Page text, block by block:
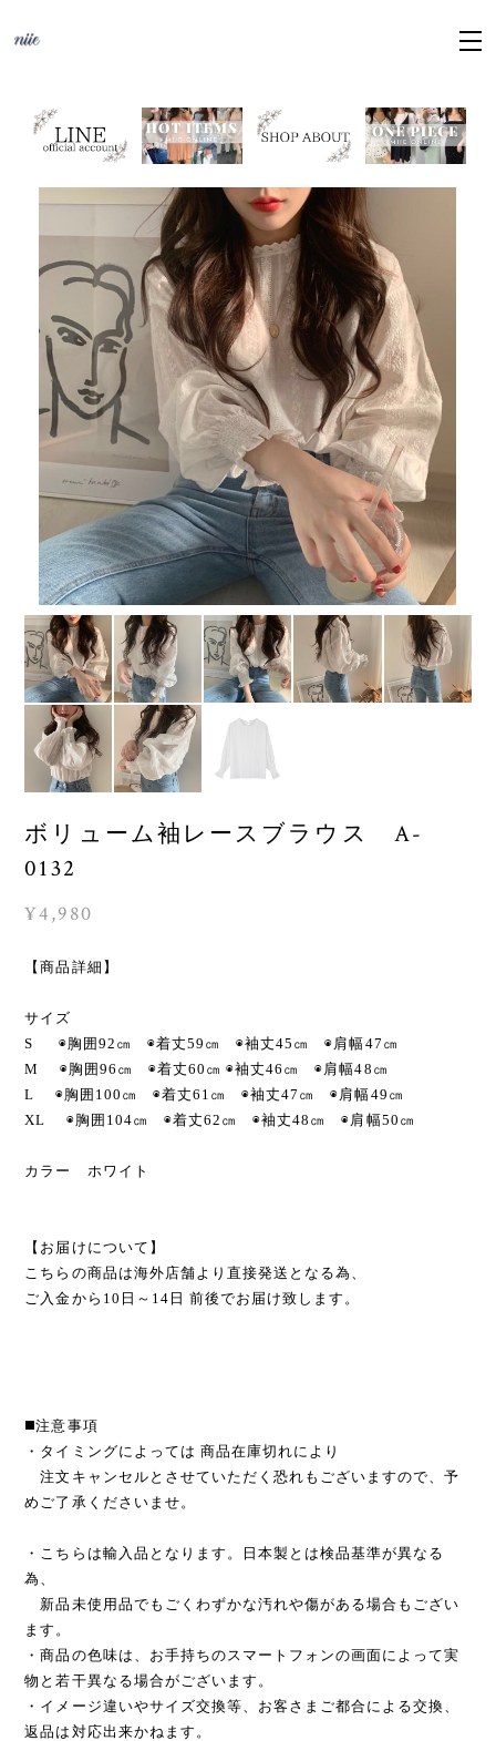
ボリューム袖レースブラウス A-
0132
¥4,980
【商品詳細】
サイズ
S ◉胸囲92㎝ ◉着丈59㎝ ◉袖丈45㎝ ◉肩幅47㎝
M ◉胸囲96㎝ ◉着丈60㎝ ◉袖丈46㎝ ◉肩幅48㎝
L ◉胸囲100㎝ ◉着丈61㎝ ◉袖丈47㎝ ◉肩幅49㎝
XL ◉胸囲104㎝ ◉着丈62㎝ ◉袖丈48㎝ ◉肩幅50㎝
カラー ホワイト
【お届けについて】
こちらの商品は海外店舗より直接発送となる為、
ご入金から10日～14日 前後でお届け致します。
◼️注意事項
・タイミングによっては 商品在庫切れにより
注文キャンセルとさせていただく恐れもございますので、予
めご了承くださいませ。
・こちらは輸入品となります。日本製とは検品基準が異なる
為、
新品未使用品でもごくわずかな汚れや傷がある場合もござい
ます。
・商品の色味は、お手持ちのスマートフォンの画面によって実
物と若干異なる場合がございます。
・イメージ違いやサイズ交換等、お客さまご都合による交換、
返品は対応出来かねます。